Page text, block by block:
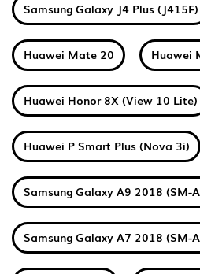
Samsung Galaxy J4 Plus (J415F)
Huawei Mate 20 Huawei
Huawei Honor 8X (View 10 Lite)
Huawei P Smart Plus (Nova 3i)
Samsung Galaxy A9 2018 (SM-
Samsung Galaxy A7 2018 (SM-